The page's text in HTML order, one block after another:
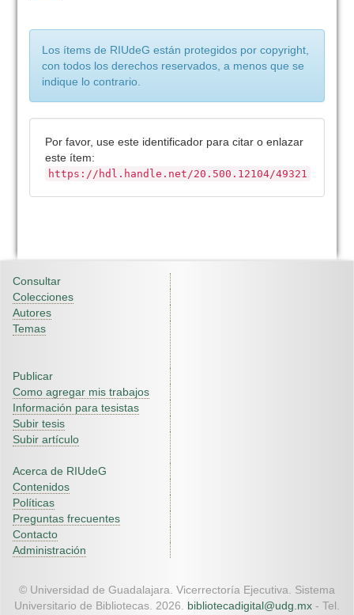
Los ítems de RIUdeG están protegidos por copyright,
con todos los derechos reservados, a menos que se
indique lo contrario.
Por favor, use este identificador para citar o enlazar
este ítem:
https://hdl.handle.net/20.500.12104/49321
Consultar
Colecciones
Autores
Temas
Publicar
Como agregar mis trabajos
Información para tesistas
Subir tesis
Subir artículo
Acerca de RIUdeG
Contenidos
Políticas
Preguntas frecuentes
Contacto
Administración
© Universidad de Guadalajara. Vicerrectoría Ejecutiva. Sistema
Universitario de Bibliotecas. 2026. bibliotecadigital@udg.mx - Tel.